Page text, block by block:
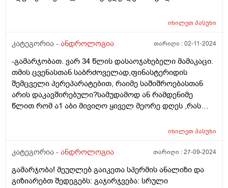
იხილეთპასუხი
კატეგორია - ანდროლოგია თარიღი :02-11-2024
-გამარჯობათ. ვარ 34 წლის დასაოჯახებელი მამაკაცი.
თმის ცვენასთან საბრძოველად,ფინასტერიდის
შემცველი პერეპარატებით, რაიმე საშიშროებასთან
არის დაკავშირებული?სამუდამოდ ან რამდენიმე
წლით რომ ა1 აბი მივიღო ყიველ მეორე დღეს ,რას
იხილეთპასუხი
კატეგორია - ანდროლოგია თარიღი :27-09-2024
გამარჯობა! მეუღლებ გაიკეთა სპერმის ანალიზი და
გიზიარებთ შედეგებს: გაჯირჯვება: სრული